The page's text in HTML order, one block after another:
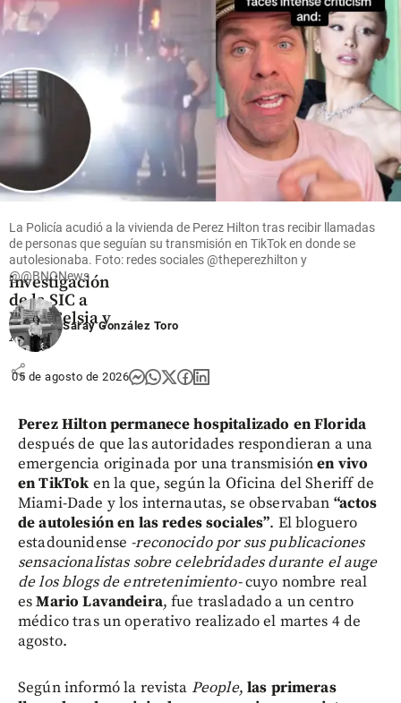
share share
Economía
Acolgen
denuncia
“hostigamiento
institucional”
tras
investigación
de la SIC a
Enel, Celsia y
AES
share
La Policía acudió a la vivienda de Perez Hilton tras recibir llamadas
de personas que seguían su transmisión en TikTok en donde se
autolesionaba. Foto: redes sociales @theperezhilton y
@@BNONews
Saray González Toro
05 de agosto de 2026
Perez Hilton permanece hospitalizado en Florida
después de que las autoridades respondieran a una
emergencia originada por una transmisiónen vivo
en TikToken la que, según la Oficina del Sheriff de
Miami-Dade y los internautas, se observaban “actos
de autolesión en las redes sociales”. El bloguero
estadounidense -reconocido por sus publicaciones
sensacionalistas sobre celebridades durante el auge
de los blogs de entretenimiento-cuyo nombre real
esMario Lavandeira, fue trasladado a un centro
médico tras un operativo realizado el martes 4 de
agosto.
Según informó la revista People, las primeras